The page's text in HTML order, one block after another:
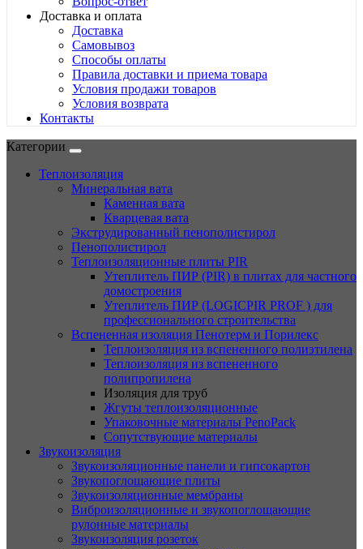
Доставка и оплата
Доставка
Самовывоз
Способы оплаты
Правила доставки и приема товара
Условия продажи товаров
Условия возврата
Контакты
Категории
Теплоизоляция
Минеральная вата
Каменная вата
Кварцевая вата
Экструдированный пенополистирол
Пенополистирол
Теплоизоляционные плиты PIR
Утеплитель ПИР (PIR) в плитах для частного
домостроения
Утеплитель ПИР (LOGICPIR PROF ) для
профессионального строительства
Вспененная изоляция Пенотерм и Порилекс
Теплоизоляция из вспененного полиэтилена
Теплоизоляция из вспененного
полипропилена
Изоляция для труб
Жгуты теплоизоляционные
Упаковочные материалы PenoPack
Сопутствующие материалы
Звукоизоляция
Звукоизоляционные панели и гипсокартон
Звукопоглощающие плиты
Звукоизоляционные мембраны
Виброизоляционные и звукопоглощающие
рулонные материалы
Звукоизоляция розеток